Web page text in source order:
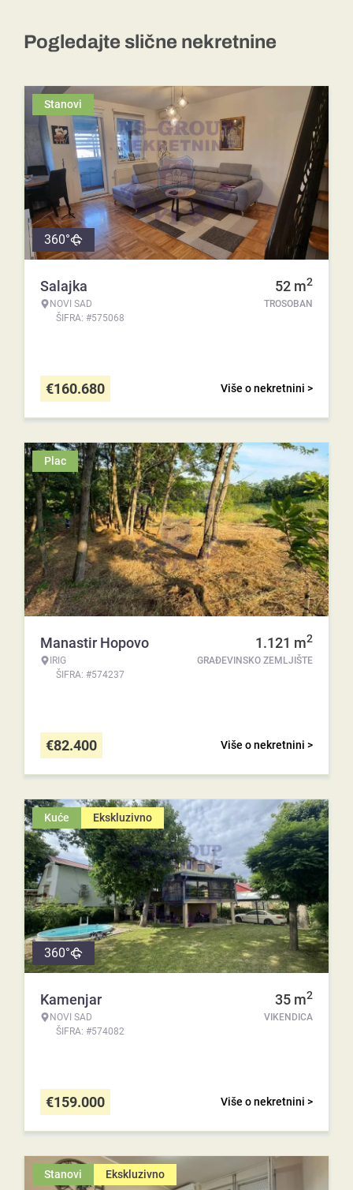
Pogledajte slične nekretnine
Stanovi
360°
Salajka
NOVI SAD
ŠIFRA: #575068
52 m2
TROSOBAN
Više o nekretnini >
€160.680
Plac
Manastir Hopovo
IRIG
ŠIFRA: #574237
1.121 m2
GRAĐEVINSKO ZEMLJIŠTE
Više o nekretnini >
€82.400
Kuće Ekskluzivno
360°
Kamenjar
NOVI SAD
ŠIFRA: #574082
35 m2
VIKENDICA
Više o nekretnini >
€159.000
Stanovi Ekskluzivno